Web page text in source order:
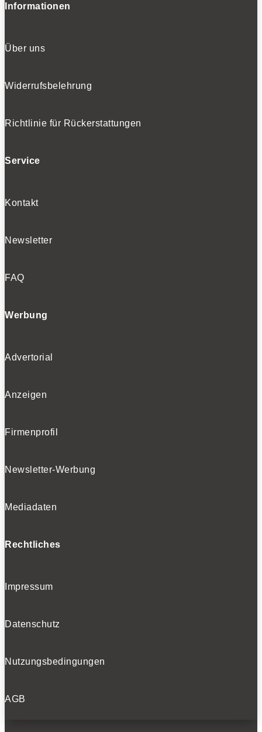
Informationen
Über uns
Widerrufsbelehrung
Richtlinie für Rückerstattungen
Service
Kontakt
Newsletter
FAQ
Werbung
Advertorial
Anzeigen
Firmenprofil
Newsletter-Werbung
Mediadaten
Rechtliches
Impressum
Datenschutz
Nutzungsbedingungen
AGB